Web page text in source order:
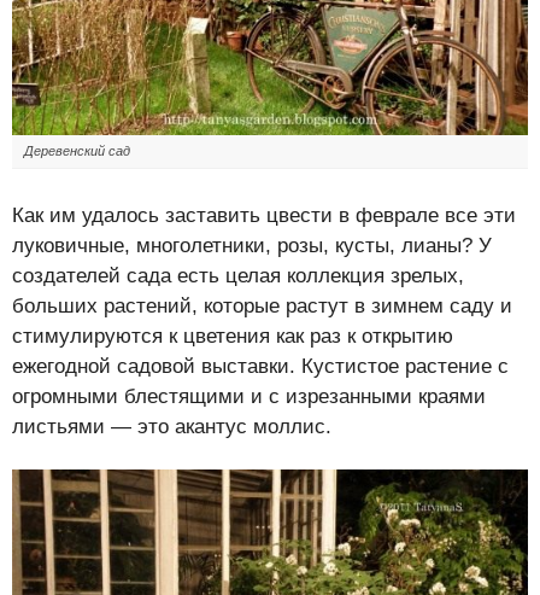
Деревенский сад
Как им удалось заставить цвести в феврале все эти
луковичные, многолетники, розы, кусты, лианы? У
создателей сада есть целая коллекция зрелых,
больших растений, которые растут в зимнем саду и
стимулируются к цветения как раз к открытию
ежегодной садовой выставки. Кустистое растение с
огромными блестящими и с изрезанными краями
листьями — это акантус моллис.